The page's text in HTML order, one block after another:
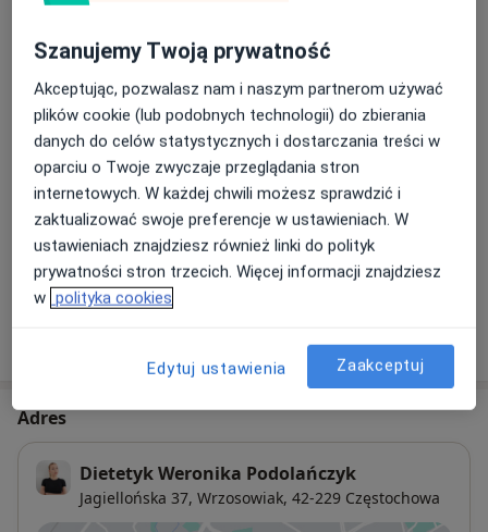
jedzeniem i restrykcjami. Pokaże Ci jak jeść zdrowo i
tym jednocześnie osiągać swoje cele. Pokaże Ci jak
zbudować zdrowe nawyki i jak nie dzielić jedzenia na
„dobre” i „złe”. Nauczę Cię, że prowadzenie zdrowego
stylu życia to nic trudnego. Cechuje mnie empatyczne
oraz indywidualne podejście do każdego pacjenta.
Szczegóły
Dieta dla dzieci
Szczegóły
Dieta dla kobiet w ciąży
Szczegóły
+ 10 usług
W jaki sposób ustalane są ceny?
Adres
Dietetyk Weronika Podolańczyk
Jagiellońska 37, Wrzosowiak, 42-229 Częstochowa
Szanujemy Twoją prywatność
Akceptując, pozwalasz nam i naszym partnerom używać
plików cookie (lub podobnych technologii) do zbierania
danych do celów statystycznych i dostarczania treści w
oparciu o Twoje zwyczaje przeglądania stron
internetowych. W każdej chwili możesz sprawdzić i
zaktualizować swoje preferencje w ustawieniach. W
ustawieniach znajdziesz również linki do polityk
prywatności stron trzecich. Więcej informacji znajdziesz
w polityka cookies
Edytuj ustawienia Zaakceptuj